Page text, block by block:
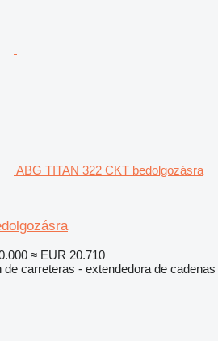
ABG TITAN 322 CKT bedolgozásra
≈ EUR 20.710
carreteras - extendedora de cadenas